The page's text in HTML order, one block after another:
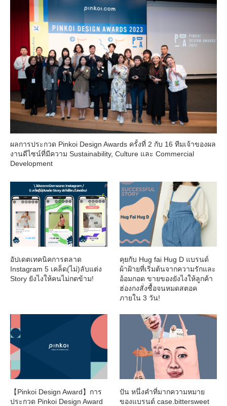
ผลการประกวด Pinkoi Design Awards ครั้งที่ 2 กับ 16 ทีมเจ้าของผล
งานดีไซน์ที่มีความ Sustainability, Culture และ Commercial
Development
อัปเดตเทคนิคการตลาด
Instagram 5 เคล็ด(ไม่)ลับแต่ง
Story ยังไงให้คนไม่กดข้าม!
คุยกับ Hug fai Hug D แบรนด์
ผ้าฝ้ายที่เริ่มต้นจากความรักและ
อ้อมกอด ขายของยังไงให้ลูกค้า
ฮ่องกงสั่งซื้อจนหมดสตอค
ภายใน 3 วัน!
【Pinkoi Design Award】การ
ประกวด Pinkoi Design Award
ปัน หนึ่งคำที่มากความหมาย
ของแบรนด์ case.bittersweet